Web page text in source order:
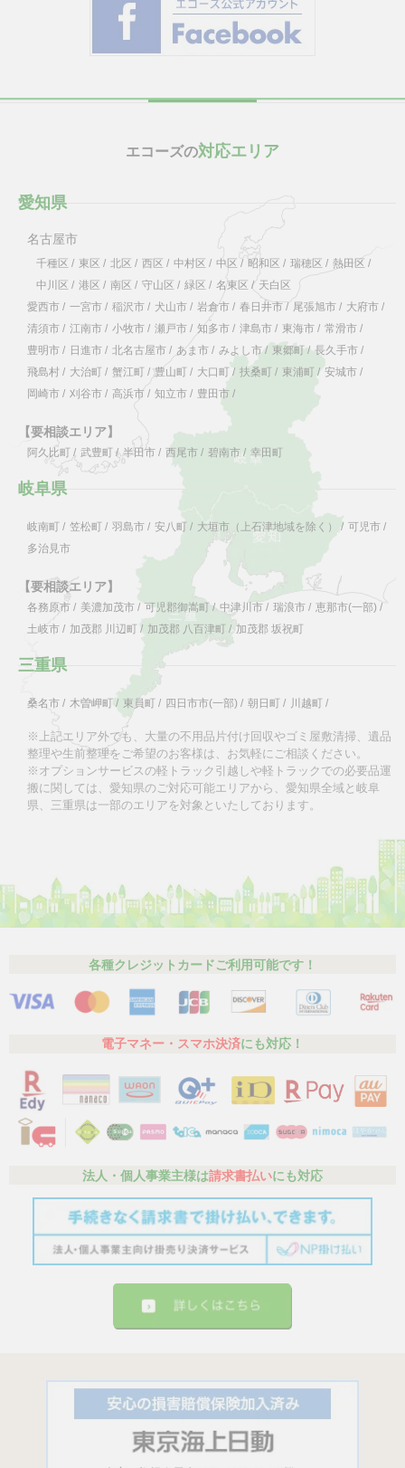
エコーズの対応エリア
愛知県
名古屋市
千種区 / 東区 / 北区 / 西区 / 中村区 / 中区 / 昭和区 / 瑞穂区 / 熱田区 /
中川区 / 港区 / 南区 / 守山区 / 緑区 / 名東区 / 天白区
愛西市 / 一宮市 / 稲沢市 / 犬山市 / 岩倉市 / 春日井市 / 尾張旭市 / 大府市 /
清須市 / 江南市 / 小牧市 / 瀬戸市 / 知多市 / 津島市 / 東海市 / 常滑市 /
豊明市 / 日進市 / 北名古屋市 / あま市 / みよし市/ 東郷町 / 長久手市 /
飛島村 / 大治町 / 蟹江町 / 豊山町 / 大口町 / 扶桑町 / 東浦町 / 安城市 /
岡崎市 / 刈谷市 / 高浜市 / 知立市 / 豊田市 /
【要相談エリア】
阿久比町 / 武豊町 / 半田市 / 西尾市 / 碧南市 / 幸田町
岐阜県
岐南町 / 笠松町 / 羽島市 / 安八町 / 大垣市（上石津地域を除く） / 可児市 /
多治見市
【要相談エリア】
各務原市 / 美濃加茂市 / 可児郡御嵩町/ 中津川市 / 瑞浪市 / 恵那市(一部) /
土岐市 / 加茂郡 川辺町 / 加茂郡 八百津町 / 加茂郡 坂祝町
三重県
桑名市 / 木曽岬町/ 東員町 / 四日市市(一部) / 朝日町 / 川越町 /
※上記エリア外でも、大量の不用品片付け回収やゴミ屋敷清掃、遺品
整理や生前整理をご希望のお客様は、お気軽にご相談ください。
※オプションサービスの軽トラック引越しや軽トラックでの必要品運
搬に関しては、愛知県のご対応可能エリアから、愛知県全域と岐阜
県、三重県は一部のエリアを対象といたしております。
各種クレジットカードご利用可能です！
電子マネー・スマホ決済にも対応！
法人・個人事業主様は請求書払いにも対応